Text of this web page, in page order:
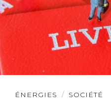
ÉNERGIES SOCIÉTÉ
Lire